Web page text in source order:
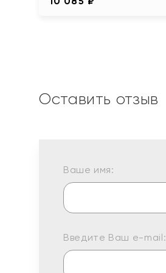
Оставить отзыв
Ваше имя:
Введите Ваш e-mail: